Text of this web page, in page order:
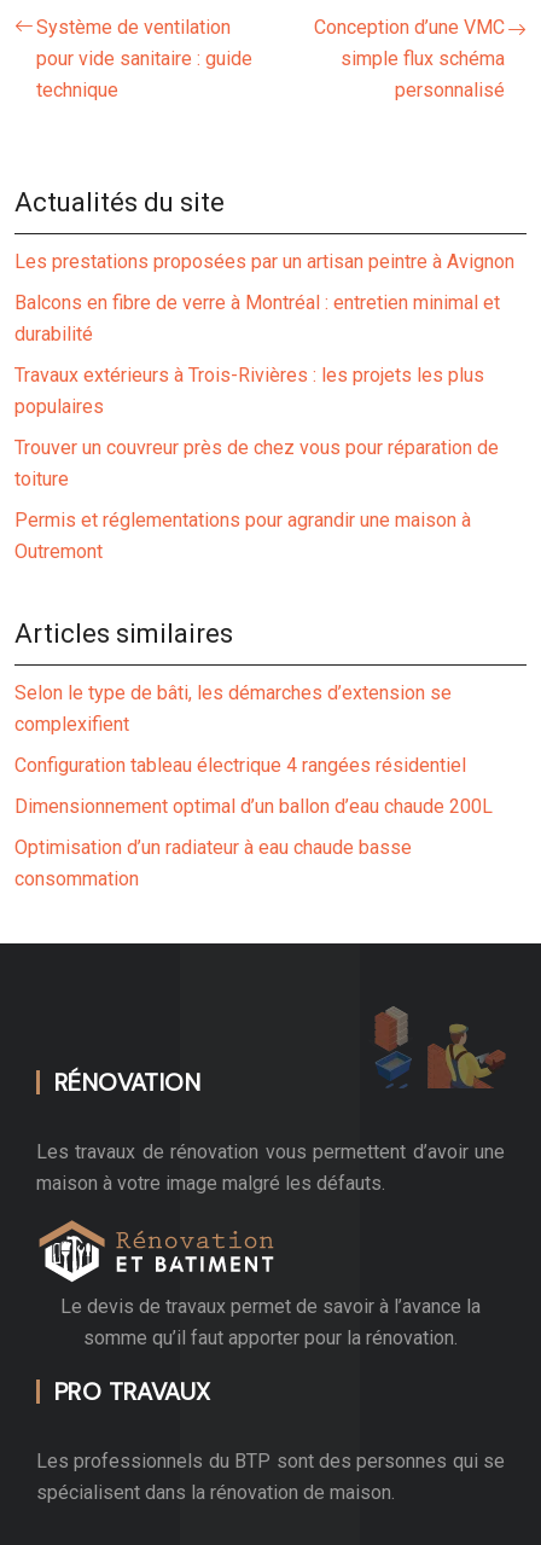
Système de ventilation
pour vide sanitaire : guide
technique
Conception d’une VMC
simple flux schéma
personnalisé
Actualités du site
Les prestations proposées par un artisan peintre à Avignon
Balcons en fibre de verre à Montréal : entretien minimal et
durabilité
Travaux extérieurs à Trois-Rivières : les projets les plus
populaires
Trouver un couvreur près de chez vous pour réparation de
toiture
Permis et réglementations pour agrandir une maison à
Outremont
Articles similaires
Selon le type de bâti, les démarches d’extension se
complexifient
Configuration tableau électrique 4 rangées résidentiel
Dimensionnement optimal d’un ballon d’eau chaude 200L
Optimisation d’un radiateur à eau chaude basse
consommation
RÉNOVATION
Les travaux de rénovation vous permettent d’avoir une
maison à votre image malgré les défauts.
Le devis de travaux permet de savoir à l’avance la
somme qu’il faut apporter pour la rénovation.
PRO TRAVAUX
Les professionnels du BTP sont des personnes qui se
spécialisent dans la rénovation de maison.